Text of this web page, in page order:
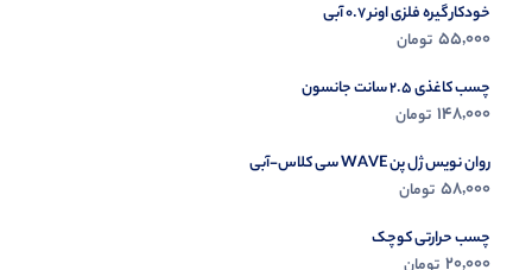
خودکار گیره فلزی اونر 0.7 آبی
55,000 تومان
چسب کاغذی 2.5 سانت جانسون
148,000 تومان
روان نویس ژل پن WAVE سی کلاس-آبی
58,000 تومان
چسب حرارتی کوچک